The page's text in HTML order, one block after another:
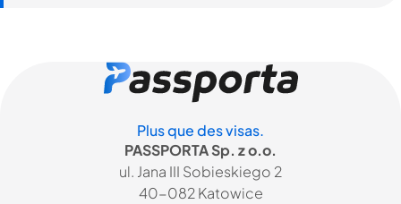
Plus que des visas.
PASSPORTA Sp. z o.o.
ul. Jana III Sobieskiego 2
40-082 Katowice